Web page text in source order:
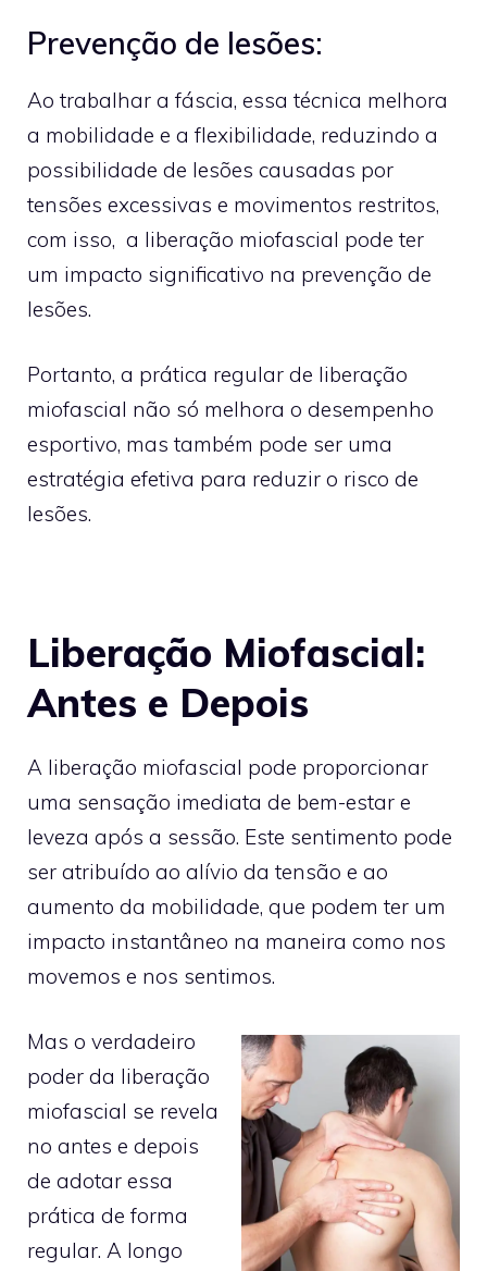
Prevenção de lesões:
Ao trabalhar a fáscia, essa técnica melhora
a mobilidade e a flexibilidade, reduzindo a
possibilidade de lesões causadas por
tensões excessivas e movimentos restritos,
com isso, a liberação miofascial pode ter
um impacto significativo na prevenção de
lesões.
Portanto, a prática regular de liberação
miofascial não só melhora o desempenho
esportivo, mas também pode ser uma
estratégia efetiva para reduzir o risco de
lesões.
Liberação Miofascial:
Antes e Depois
A liberação miofascial pode proporcionar
uma sensação imediata de bem-estar e
leveza após a sessão. Este sentimento pode
ser atribuído ao alívio da tensão e ao
aumento da mobilidade, que podem ter um
impacto instantâneo na maneira como nos
movemos e nos sentimos.
Mas o verdadeiro
poder da liberação
miofascial se revela
no antes e depois
de adotar essa
prática de forma
regular. A longo